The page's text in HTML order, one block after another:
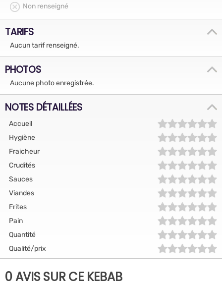
Non renseigné
TARIFS
Aucun tarif renseigné.
PHOTOS
Aucune photo enregistrée.
NOTES DÉTAILLÉES
Accueil
Hygiène
Fraicheur
Crudités
Sauces
Viandes
Frites
Pain
Quantité
Qualité/prix
0 AVIS SUR CE KEBAB